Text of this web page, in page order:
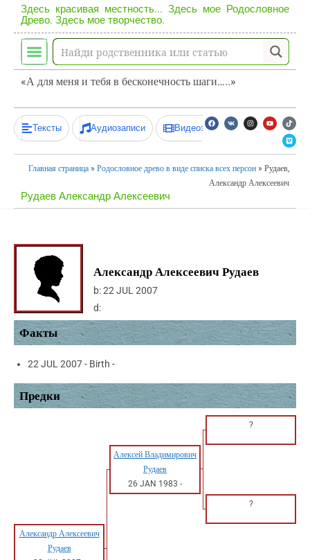
Здесь красивая местность... Здесь мое Родословное
Древо. Здесь мое творчество.
«А для меня и тебя в бесконечность шаги…..»
Тексты Аудиозаписи Видеозаписи
Главная страница » Родословное древо в виде списка всех персон » Рудаев,
Александр Алексеевич
Рудаев Александр Алексеевич
Александр Алексеевич Рудаев
b:22 JUL 2007
d:
Факты
22 JUL 2007 - Birth -
Предки
?
Алексей Владимирович
Рудаев
26 JAN 1983 -
?
Александр Алексеевич
Рудаев